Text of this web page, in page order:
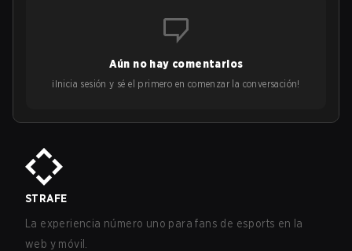
Aún no hay comentarios
¡Inicia sesión y sé el primero en comenzar la conversación!
STRAFE
La experiencia número uno para fans de esports en la
web y móvil.